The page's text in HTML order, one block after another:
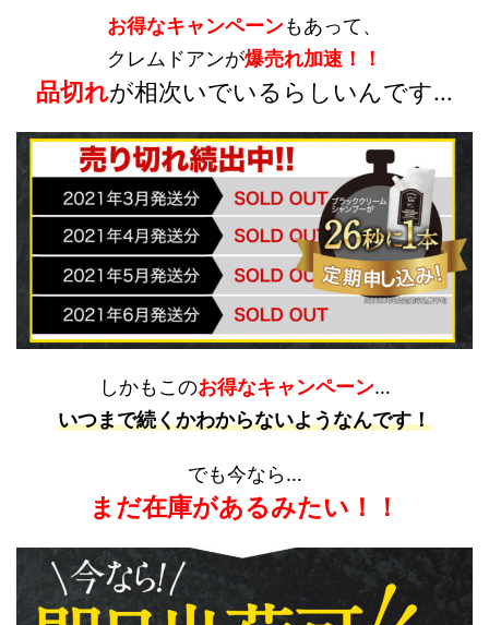
お得なキャンペーンもあって、
クレムドアンが爆売れ加速！！
品切れが相次いでいるらしいんです…
しかもこのお得なキャンペーン…
いつまで続くかわからないようなんです！
でも今なら…
まだ在庫があるみたい！！